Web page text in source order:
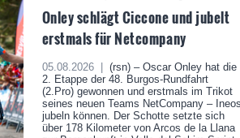
Onley schlägt Ciccone und jubelt
erstmals für Netcompany
05.08.2026 |
(rsn) – Oscar Onley hat die
2. Etappe der 48. Burgos-Rundfahrt
(2.Pro) gewonnen und erstmals im Trikot
seines neuen Teams NetCompany –
jubeln können. Der Schotte setzte sich
über 178 Kilometer von Arcos de la Llana